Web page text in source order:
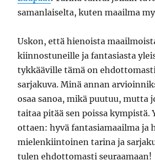
samanlaiselta, kuten maailma
Uskon, että hienoista
kiinnostuneille ja fantasiasta
tykkääville tämä on
sarjakuva. Minä annan
osaa sanoa, mikä puutuu, mutta
taitaa pitää sen poissa kympistä.
ottaen: hyvä fantasiamaailma ja
mielenkiintoinen tarina ja
tulen ehdottomasti seuraamaan!